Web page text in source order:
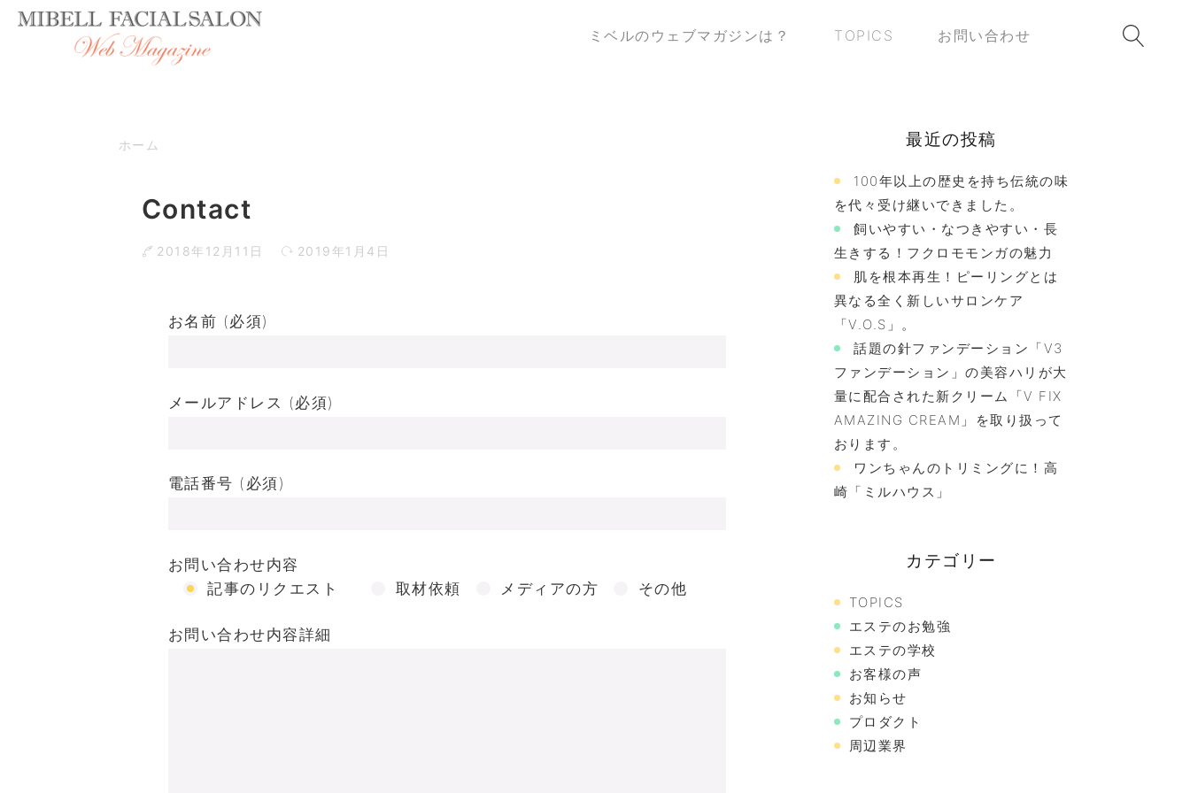
ミベルのウェブマガジンは？ TOPICS お問い合わせ
ホーム
Contact
2018年12月11日 2019年1月4日
お名前 (必須)
メールアドレス (必須)
電話番号 (必須)
お問い合わせ内容
記事のリクエスト
取材依頼 メディアの方 その他
お問い合わせ内容詳細
最近の投稿
100年以上の歴史を持ち伝統の味
を代々受け継いできました。
飼いやすい・なつきやすい・長
生きする！フクロモモンガの魅力
肌を根本再生！ピーリングとは
異なる全く新しいサロンケア
「V.O.S」。
話題の針ファンデーション「V3
ファンデーション」の美容ハリが大
量に配合された新クリーム「V FIX
AMAZING CREAM」を取り扱って
おります。
ワンちゃんのトリミングに！高
崎「ミルハウス」
カテゴリー
TOPICS
エステのお勉強
エステの学校
お客様の声
お知らせ
プロダクト
周辺業界